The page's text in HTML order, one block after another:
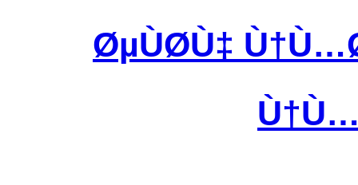
ØµÙØ­Ù‡